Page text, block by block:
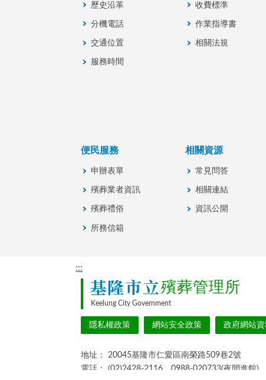
歷史沿革
分機電話
交通位置
服務時間
收費標準
作業指導書
相關法規
便民服務
申辦表單
殯葬業者資訊
殯葬禮俗
所務信箱
相關資源
常見問答
相關連結
資訊公開
:::
基隆市立殯葬管理所
Keelung City Government
隱私權政策 網站安全政策 政府網站
地址：
20045基隆市仁愛區南榮路509巷2號
電話：
(02)2428-2116、0988-020733(夜間進館)